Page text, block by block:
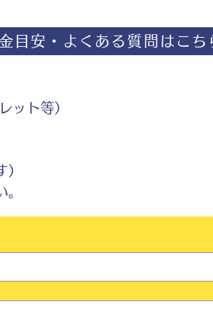
目安・よくある質問はこち
ット等）